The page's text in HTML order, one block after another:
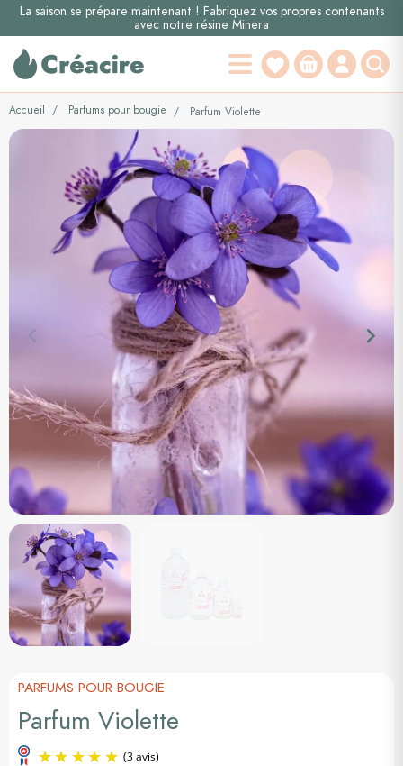
La saison se prépare maintenant ! Fabriquez vos propres contenants
avec notre résine Minera
Accueil Parfums pour bougie Parfum Violette
Précédent
keyboard_arrow_left keyboard_arrow_right
PARFUMS POUR BOUGIE
Parfum Violette